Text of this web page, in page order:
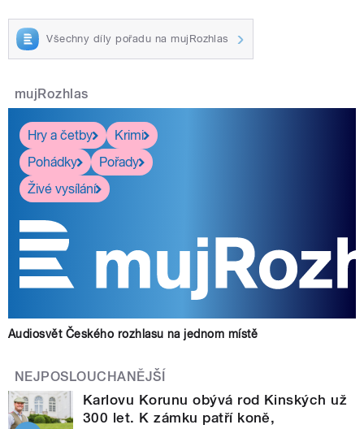
Všechny díly pořadu na mujRozhlas
mujRozhlas
Hry a četby
Krimi
Pohádky
Pořady
Živé vysílání
Audiosvět Českého rozhlasu na jednom místě
NEJPOSLOUCHANĚJŠÍ
Karlovu Korunu obývá rod Kinských už
300 let. K zámku patří koně,